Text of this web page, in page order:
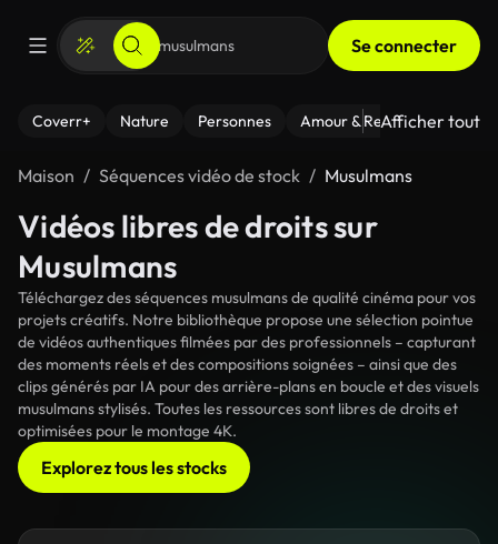
Se connecter
Coverr+ Nature Personnes Amour & Relations Le
Afficher tout
Maison Séquences vidéo de stock Musulmans
Vidéos libres de droits sur
Musulmans
Téléchargez des séquences musulmans de qualité cinéma pour vos
projets créatifs. Notre bibliothèque propose une sélection pointue
de vidéos authentiques filmées par des professionnels – capturant
des moments réels et des compositions soignées – ainsi que des
clips générés par IA pour des arrière-plans en boucle et des visuels
musulmans stylisés. Toutes les ressources sont libres de droits et
optimisées pour le montage 4K.
Explorez tous les stocks